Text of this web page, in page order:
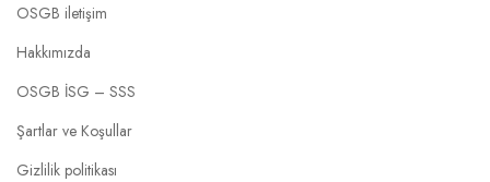
OSGB iletişim
Hakkımızda
OSGB İSG – SSS
Şartlar ve Koşullar
Gizlilik politikası